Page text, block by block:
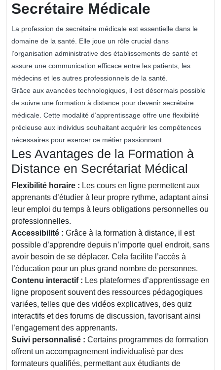
Secrétaire Médicale
La profession de secrétaire médicale est essentielle dans le
domaine de la santé. Elle joue un rôle crucial dans
l’organisation administrative des établissements de santé et
assure une communication efficace entre les patients, les
médecins et les autres professionnels de la santé.
Grâce aux avancées technologiques, il est désormais possible
de suivre une formation à distance pour devenir secrétaire
médicale. Cette modalité d’apprentissage offre une flexibilité
précieuse aux individus souhaitant acquérir les compétences
nécessaires pour exercer ce métier passionnant.
Les Avantages de la Formation à
Distance en Secrétariat Médical
Flexibilité horaire : Les cours en ligne permettent aux
apprenants d’étudier à leur propre rythme, adaptant ainsi
leur emploi du temps à leurs obligations personnelles ou
professionnelles.
Accessibilité : Grâce à la formation à distance, il est
possible d’apprendre depuis n’importe quel endroit, sans
avoir besoin de se déplacer. Cela facilite l’accès à
l’éducation pour un plus grand nombre de personnes.
Contenu interactif : Les plateformes d’apprentissage en
ligne proposent souvent des ressources pédagogiques
variées, telles que des vidéos explicatives, des quiz
interactifs et des forums de discussion, favorisant ainsi
l’engagement des apprenants.
Suivi personnalisé : Certains programmes de formation
offrent un accompagnement individualisé par des
formateurs qualifiés, permettant aux étudiants de